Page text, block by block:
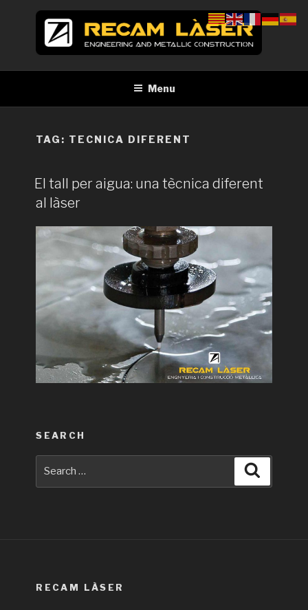
RECAM LÀSER
Menu
TAG: TECNICA DIFERENT
El tall per aigua: una tècnica diferent
al làser
SEARCH
RECAM LÀSER